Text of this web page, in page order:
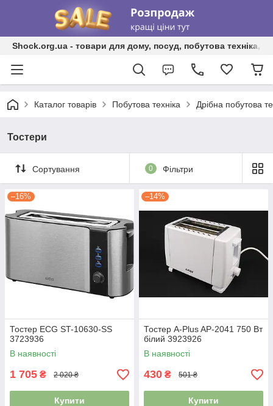
Shock.org.ua - товари для дому, посуд, побутова техніка,
Каталог товарів Побутова техніка Дрібна побутова
Тостери
Сортування 0 Фільтри
–16%
Тостер EСG ST-10630-SS
3723936
В наявності
1 705 ₴ 2 020 ₴
Купити
–14%
Тостер A-Plus AP-2041 750 Вт
білий 3923926
В наявності
430 ₴ 501 ₴
Купити